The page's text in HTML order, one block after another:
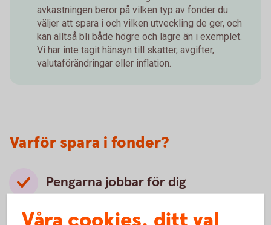
avkastningen beror på vilken typ av fonder du
väljer att spara i och vilken utveckling de ger, och
kan alltså bli både högre och lägre än i exemplet.
Vi har inte tagit hänsyn till skatter, avgifter,
valutaförändringar eller inflation.
Varför spara i fonder?
Pengarna jobbar för dig
chans att växa. Med tiden växer pengarna snabbare